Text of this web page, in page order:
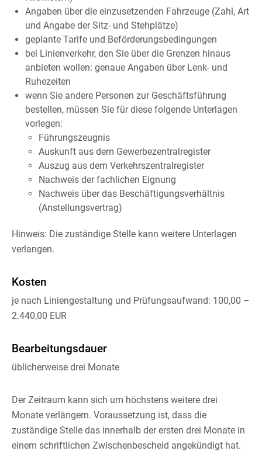
Angaben über die einzusetzenden Fahrzeuge (Zahl, Art
und Angabe der Sitz- und Stehplätze)
geplante Tarife und Beförderungsbedingungen
bei Linienverkehr, den Sie über die Grenzen hinaus
anbieten wollen: genaue Angaben über Lenk- und
Ruhezeiten
wenn Sie andere Personen zur Geschäftsführung
bestellen, müssen Sie für diese folgende Unterlagen
vorlegen:
Führungszeugnis
Auskunft aus dem Gewerbezentralregister
Auszug aus dem Verkehrszentralregister
Nachweis der fachlichen Eignung
Nachweis über das Beschäftigungsverhältnis
(Anstellungsvertrag)
Hinweis: Die zuständige Stelle kann weitere Unterlagen
verlangen.
Kosten
je nach Liniengestaltung und Prüfungsaufwand: 100,00 –
2.440,00 EUR
Bearbeitungsdauer
üblicherweise drei Monate
Der Zeitraum kann sich um höchstens weitere drei
Monate verlängern. Voraussetzung ist, dass die
zuständige Stelle das innerhalb der ersten drei Monate in
einem schriftlichen Zwischenbescheid angekündigt hat.